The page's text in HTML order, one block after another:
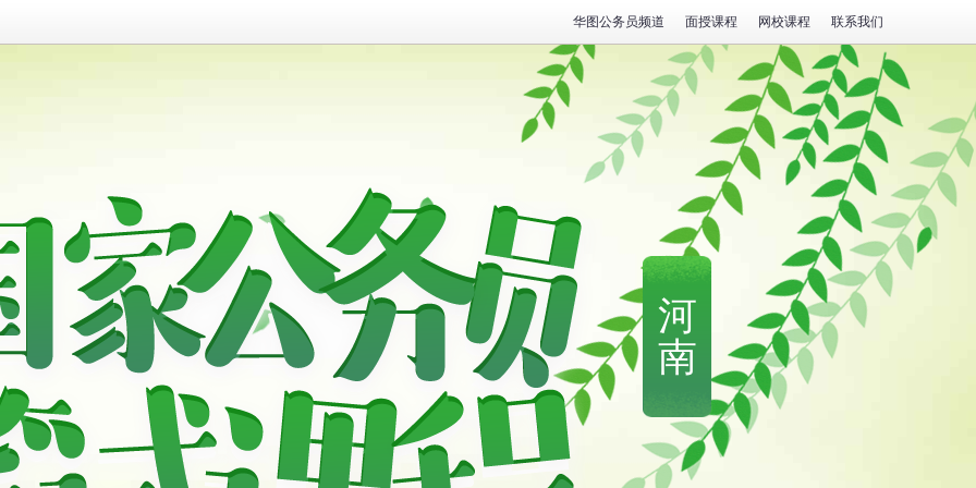
华图公务员频道 面授课程 网校课程 联系我们
河
南